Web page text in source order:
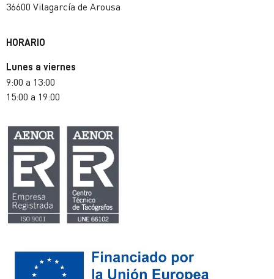
36600 Vilagarcía de Arousa
HORARIO
Lunes a viernes
9:00 a 13:00
15:00 a 19:00